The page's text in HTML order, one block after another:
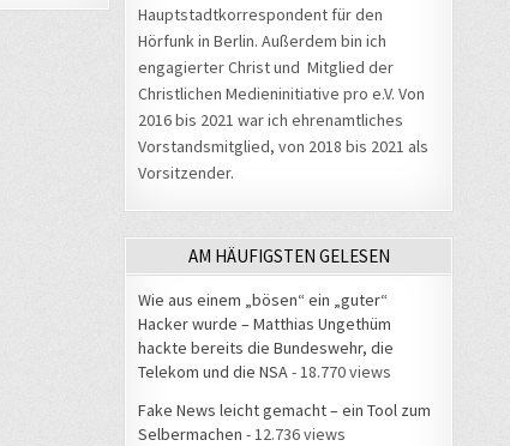
Hauptstadtkorrespondent für den
Hörfunk in Berlin. Außerdem bin ich
engagierter Christ und Mitglied der
Christlichen Medieninitiative pro e.V. Von
2016 bis 2021 war ich ehrenamtliches
Vorstandsmitglied, von 2018 bis 2021 als
Vorsitzender.
AM HÄUFIGSTEN GELESEN
Wie aus einem „bösen“ ein „guter“
Hacker wurde – Matthias Ungethüm
hackte bereits die Bundeswehr, die
Telekom und die NSA - 18.770 views
Fake News leicht gemacht – ein Tool zum
Selbermachen - 12.736 views